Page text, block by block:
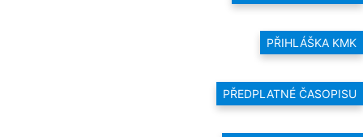
PŘIHLÁŠKA KMK
PŘEDPLATNÉ ČASOPISU